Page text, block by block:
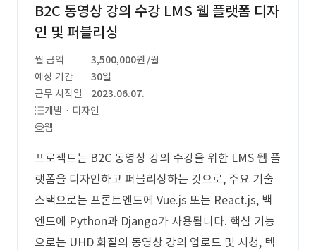
B2C 동영상 강의 수강 LMS 웹 플랫폼 디자
인 및 퍼블리싱
월 금액 3,500,000원 /월
예상 기간
30일
근무 시작일
2023.06.07.
개발 · 디자인
웹
프로젝트는 B2C 동영상 강의 수강을 위한 LMS 웹 플
랫폼을 디자인하고 퍼블리싱하는 것으로, 주요 기술
스택으로는 프론트엔드에 Vue.js 또는 React.js, 백
엔드에 Python과 Django가 사용됩니다. 핵심 기능
으로는 UHD 화질의 동영상 강의 업로드 및 시청, 텍